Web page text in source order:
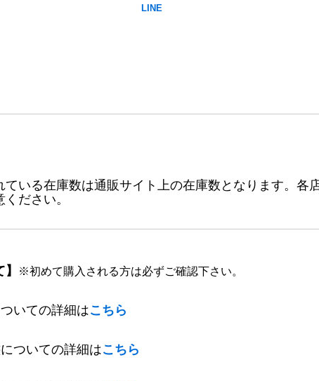
ている在庫数は通販サイト上の在庫数となります。各
ださい。
※初めて購入される方は必ずご確認下さい。
いての詳細はこちら
ついての詳細はこちら